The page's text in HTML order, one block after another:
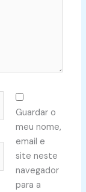
Guardar o
meu nome,
email e
site neste
navegador
para a